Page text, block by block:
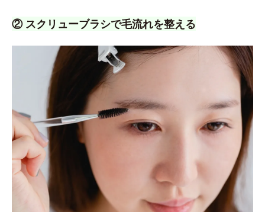
② スクリューブラシで毛流れを整える